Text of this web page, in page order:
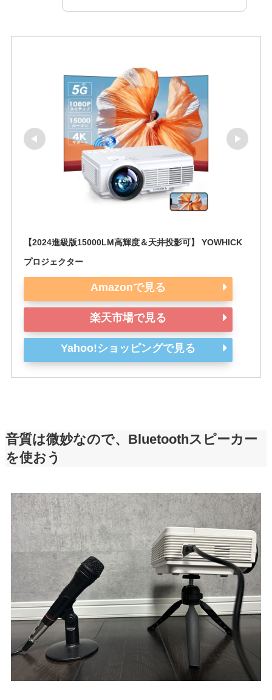
【2024進級版15000LM高輝度＆天井投影可】 YOWHICK
プロジェクター
Amazonで見る
楽天市場で見る
Yahoo!ショッピングで見る
音質は微妙なので、Bluetoothスピーカー
を使おう